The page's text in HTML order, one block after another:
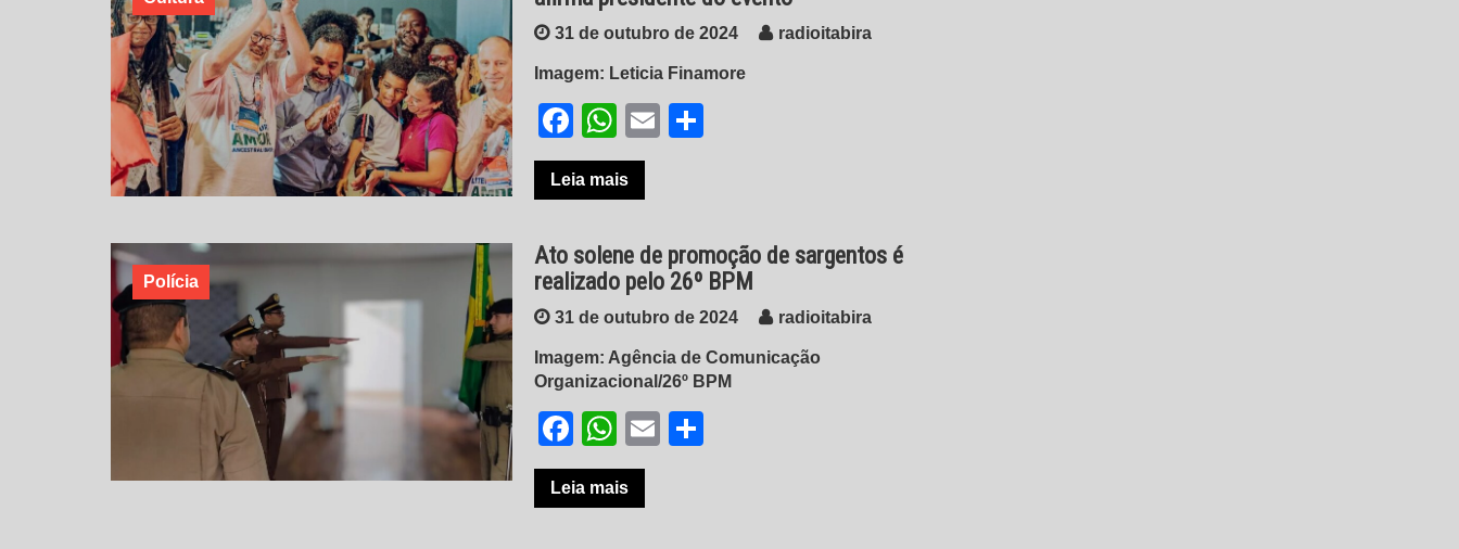
31 de outubro de 2024 radioitabira
Imagem: Leticia Finamore
Facebook
WhatsApp
Email
Leia mais
Polícia
Ato solene de promoção de sargentos é
realizado pelo 26º BPM
31 de outubro de 2024 radioitabira
Imagem: Agência de Comunicação
Organizacional/26º BPM
Facebook
WhatsApp
Email
Leia mais